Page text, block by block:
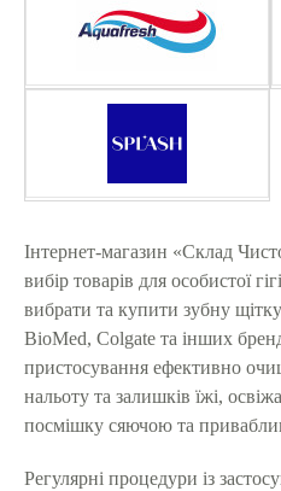
Інтернет-магазин «Склад
вибір товарів для особистої
вибрати та купити зубну
BioMed, Colgate та інших
пристосування ефективно
нальоту та залишків їжі,
посмішку сяючою та
Регулярні процедури із